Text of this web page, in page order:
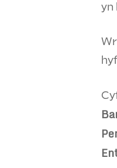
yn